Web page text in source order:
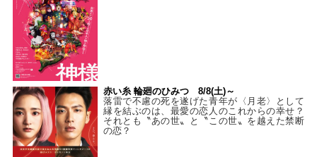
赤い糸 輪廻のひみつ 8/8(土)～
落雷で不慮の死を遂げた青年が〈月老〉として
縁を結ぶのは、最愛の恋人のこれからの幸せ？
それとも〝あの世〟と〝この世〟を越えた禁断
の恋？